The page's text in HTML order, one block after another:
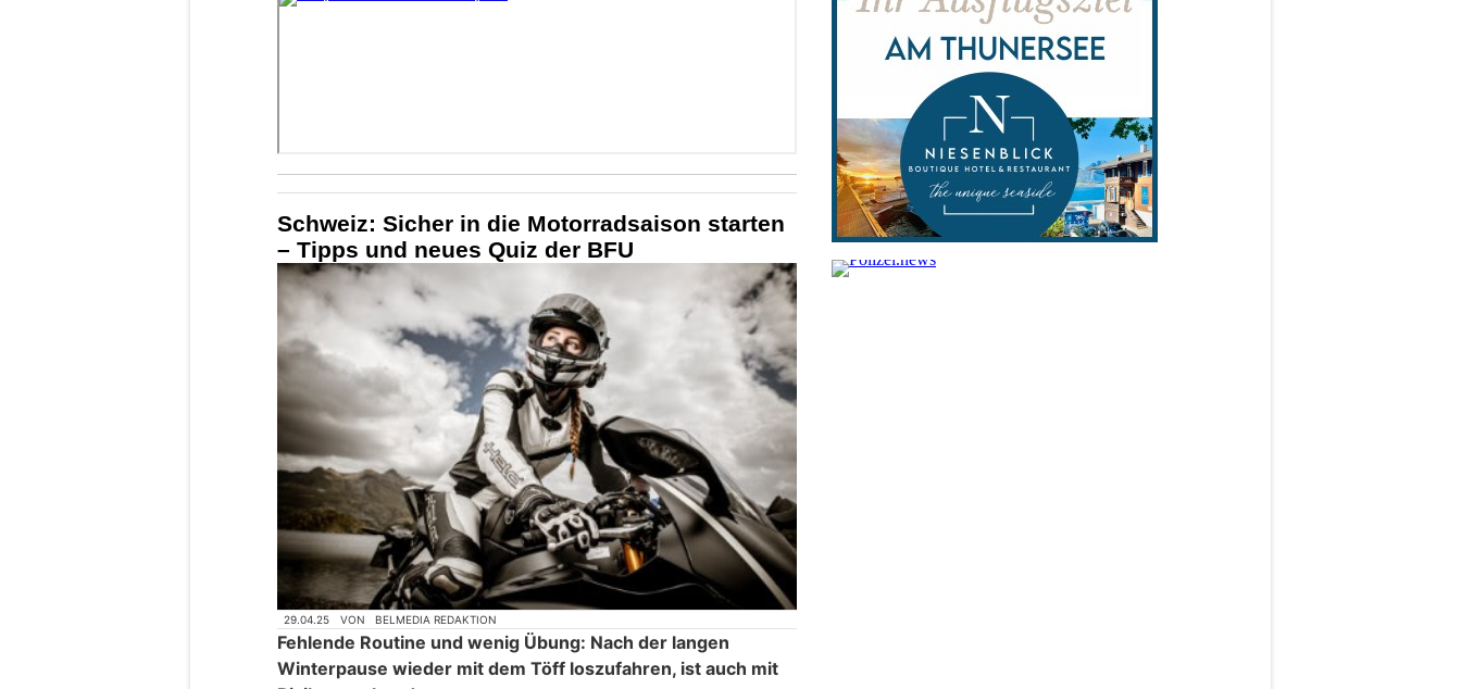
Schweiz: Sicher in die Motorradsaison starten
– Tipps und neues Quiz der BFU
29.04.25 VON BELMEDIA REDAKTION
Fehlende Routine und wenig Übung: Nach der langen
Winterpause wieder mit dem Töff loszufahren, ist auch mit